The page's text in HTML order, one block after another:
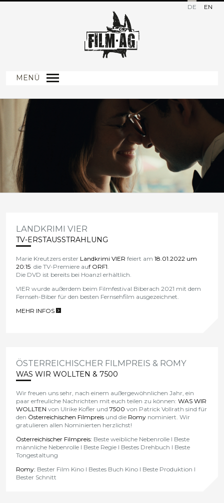
DE EN
MENÜ
LANDKRIMI VIER
TV-ERSTAUSSTRAHLUNG
Marie Kreutzers erster Landkrimi VIER feiert am18.01.2022 um
20:15 die TV-Premiere auf ORF1
Die DVD ist bereits bei Hoanzl erhältlich.
VIER wurde außerdem beim Filmfestival Biberach 2021 mit dem
Fernseh-Biber für den besten Fernsehfilm ausgezeichnet.
MEHR INFOS
ÖSTERREICHISCHER FILMPREIS & ROMY
WAS WIR WOLLTEN & 7500
Wir freuen uns sehr, nach einem außergewöhnlichen Jahr, ein
paar erfreuliche Nachrichten mit euch teilen zu können:WAS WIR
WOLLTENvon Ulrike Kofler und7500 von Patrick Vollrath sind für
den Österreichischen Filmpreis und die Romy nominiert. Wir
gratulieren allen Nominierten herzlichst!
Österreichischer Filmpreis: Beste weibliche Nebenrolle l Beste
männliche Nebenrolle l Beste Regie l Bestes Drehbuch l Beste
Tongestaltung
Romy: Bester Film Kino l Bestes Buch Kino l Beste Produktion l
Bester Schnitt